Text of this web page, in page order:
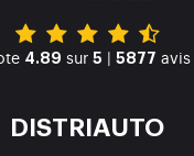
4.89 sur 5 | 5877 avis
DISTRIAUTO